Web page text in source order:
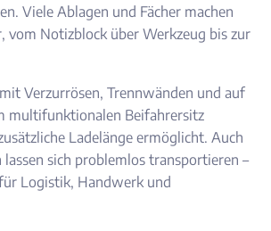
Viele Ablagen und Fächer machen
vom Notizblock über Werkzeug bis zur
Verzurrösen, Trennwänden und auf
multifunktionalen Beifahrersitz
Ladelänge ermöglicht. Auch
sich problemlos transportieren –
Logistik, Handwerk und